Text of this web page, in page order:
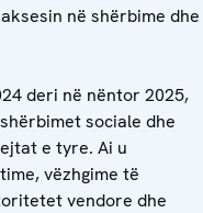
në shërbime dhe
deri në nëntor 2025,
sociale dhe
e tyre. Ai u
vëzhgime të
vendore dhe